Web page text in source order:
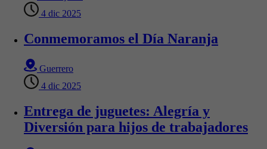
4 dic 2025
Conmemoramos el Día Naranja
Guerrero
4 dic 2025
Entrega de juguetes: Alegría y
Diversión para hijos de trabajadores